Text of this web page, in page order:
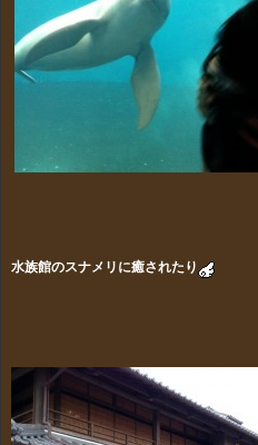
水族館のスナメリに癒されたり